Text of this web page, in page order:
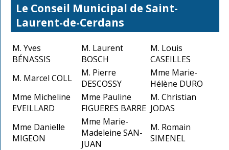
Le Conseil Municipal de Saint-
Laurent-de-Cerdans
M. Yves
BÉNASSIS
M. Laurent
BOSCH
M. Louis
CASEILLES
M. Marcel COLL
M. Pierre
DESCOSSY
Mme Marie-
Hélène DURO
Mme Micheline
EVEILLARD
Mme Pauline
FIGUERES BARRE
M. Christian
JODAS
Mme Danielle
MIGEON
Mme Marie-
Madeleine SAN-
JUAN
M. Romain
SIMENEL